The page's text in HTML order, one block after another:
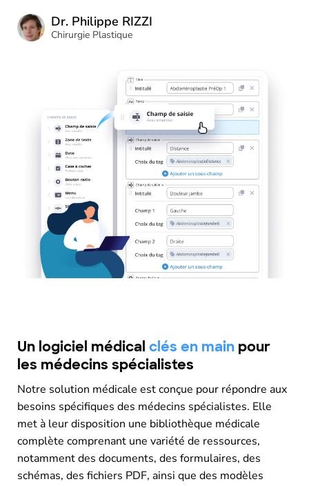
Dr. Philippe RIZZI
Chirurgie Plastique
Un logiciel médical clés en main pour
les médecins spécialistes
Notre solution médicale est conçue pour répondre aux
besoins spécifiques des médecins spécialistes. Elle
met à leur disposition une bibliothèque médicale
complète comprenant une variété de ressources,
notamment des documents, des formulaires, des
schémas, des fichiers PDF, ainsi que des modèles